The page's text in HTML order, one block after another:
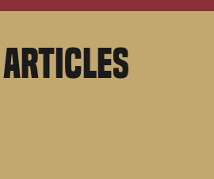
articles